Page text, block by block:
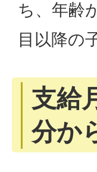
ち、年齢
目以降の
支給
分か